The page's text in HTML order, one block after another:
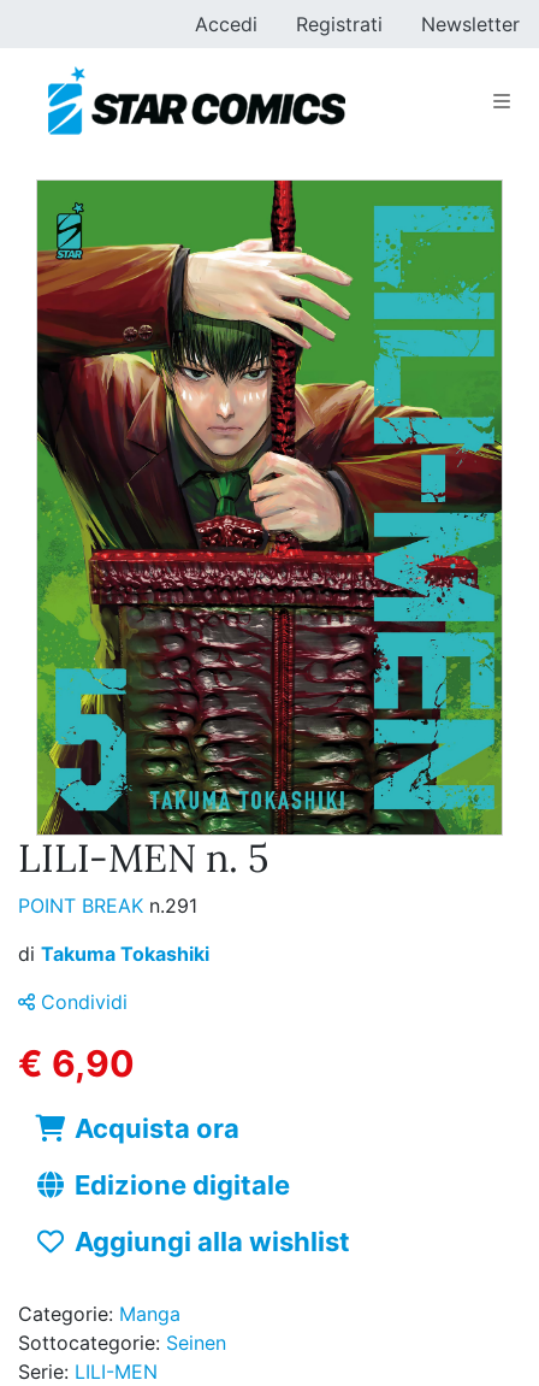
Accedi Registrati Newsletter
LILI-MEN n. 5
POINT BREAK n.291
di Takuma Tokashiki
Condividi
€ 6,90
Acquista ora
Edizione digitale
Aggiungi alla wishlist
Categorie: Manga
Sottocategorie: Seinen
Serie: LILI-MEN